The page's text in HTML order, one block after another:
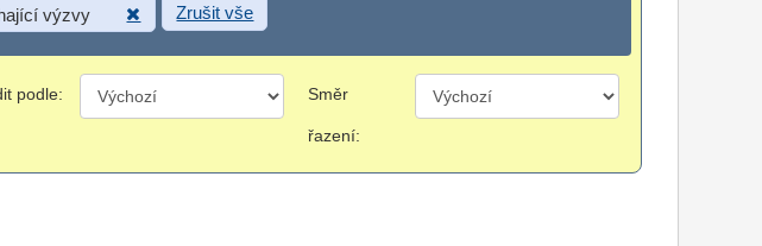
výzvy Zrušit vše
podle: Směr
řazení: